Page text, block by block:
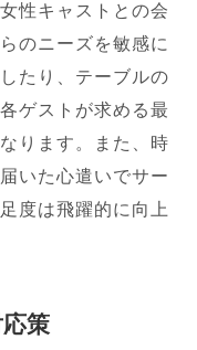
性キャストとの会
のニーズを敏感に
たり、テーブルの
ゲストが求める最
ります。また、時
いた心遣いでサー
度は飛躍的に向上
策